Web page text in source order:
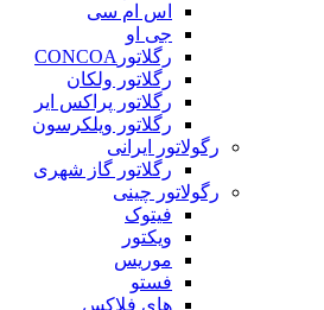
اس ام سی
جی او
رگلاتورCONCOA
رگلاتور ولکان
رگلاتور پراکس ایر
رگلاتور ویلکرسون
رگولاتور ایرانی
رگلاتور گاز شهری
رگولاتور چینی
فیتوک
ویکتور
موریس
فستو
های فلاکس